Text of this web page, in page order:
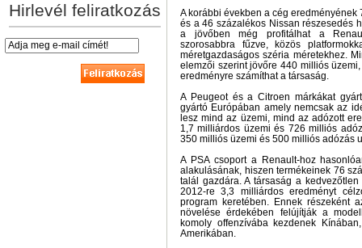
Hirlevél feliratkozás
A korábbi években a cég eredményének
és a 46 százalékos Nissan részesedés
a jövőben még profitálhat a
szorosabbra fűzve, közös
méretgazdaságos széria méretekhez.
elemzői szerint jövőre 440 milliós
eredményre számíthat a társaság.
A Peugeot és a Citroen márkákat
gyártó Európában amely nemcsak az
lesz mind az üzemi, mind az adózott
1,7 milliárdos üzemi és 726 milliós
350 milliós üzemi és 500 milliós adózás
A PSA csoport a Renault-hoz
alakulásának, hiszen termékeinek 76
talál gazdára. A társaság a
2012-re 3,3 milliárdos eredményt
program keretében. Ennek részeként
növelése érdekében felújítják a
komoly offenzívába kezdenek
Amerikában.